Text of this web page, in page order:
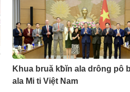
Khua bruă kƀĭn ala drông pô
ala Mi ti Việt Nam